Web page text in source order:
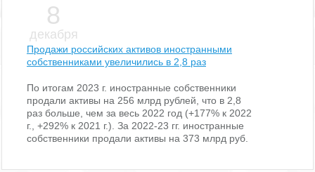
8
декабря
Продажи российских активов иностранными
собственниками увеличились в 2,8 раз
По итогам 2023 г. иностранные собственники
продали активы на 256 млрд рублей, что в 2,8
раз больше, чем за весь 2022 год (+177% к 2022
г., +292% к 2021 г.). За 2022-23 гг. иностранные
собственники продали активы на 373 млрд руб.